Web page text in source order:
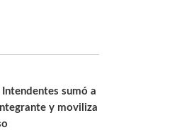
Intendentes sumó a
y moviliza